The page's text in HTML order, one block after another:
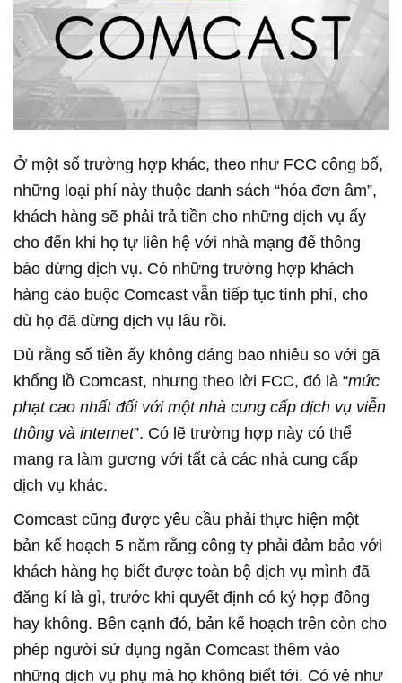
Ở một số trường hợp khác, theo như FCC công bố,
những loại phí này thuộc danh sách “hóa đơn âm”,
khách hàng sẽ phải trả tiền cho những dịch vụ ấy
cho đến khi họ tự liên hệ với nhà mạng để thông
báo dừng dịch vụ. Có những trường hợp khách
hàng cáo buộc Comcast vẫn tiếp tục tính phí, cho
dù họ đã dừng dịch vụ lâu rồi.
Dù rằng số tiền ấy không đáng bao nhiêu so với gã
khổng lồ Comcast, nhưng theo lời FCC, đó là “mức
phạt cao nhất đối với một nhà cung cấp dịch vụ viễn
thông và internet”. Có lẽ trường hợp này có thể
mang ra làm gương với tất cả các nhà cung cấp
dịch vụ khác.
Comcast cũng được yêu cầu phải thực hiện một
bản kế hoạch 5 năm rằng công ty phải đảm bảo với
khách hàng họ biết được toàn bộ dịch vụ mình đã
đăng kí là gì, trước khi quyết định có ký hợp đồng
hay không. Bên cạnh đó, bản kế hoạch trên còn cho
phép người sử dụng ngăn Comcast thêm vào
những dịch vụ phụ mà họ không biết tới. Có vẻ như